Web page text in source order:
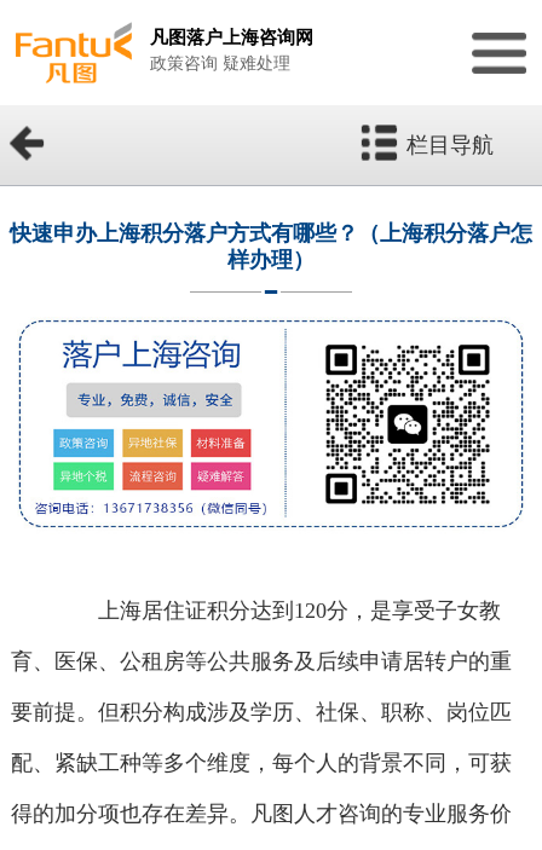
凡图落户上海咨询网
政策咨询 疑难处理
栏目导航
快速申办上海积分落户方式有哪些？（上海积分落户怎
样办理）
上海居住证积分达到120分，是享受子女教
育、医保、公租房等公共服务及后续申请居转户的重
要前提。但积分构成涉及学历、社保、职称、岗位匹
配、紧缺工种等多个维度，每个人的背景不同，可获
得的加分项也存在差异。凡图人才咨询的专业服务价